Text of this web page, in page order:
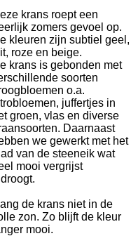
krans roept een
zomers gevoel op.
kleuren zijn subtiel geel,
roze en beige.
krans is gebonden met
soorten
o.a.
juffertjes in
groen, vlas en diverse
Daarnaast
we gewerkt met het
van de steeneik wat
mooi vergrijst
de krans niet in de
zon. Zo blijft de kleur
mooi.